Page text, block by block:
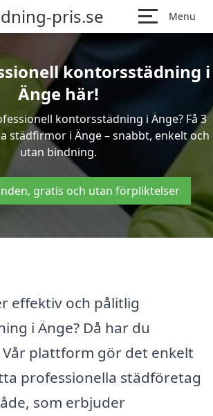
pris.se Menu
kontorsstädning i
Änge här!
kontorsstädning i Änge? Få 3
städfirmor i Änge – snabbt, enkelt och
utan bindning.
gratis och utan förpliktelser
effektiv och pålitlig
i Änge? Då har du
plattform gör det enkelt
professionella städföretag
som erbjuder